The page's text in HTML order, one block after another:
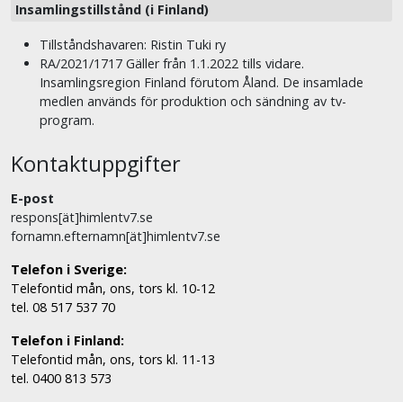
Insamlingstillstånd (i Finland)
Tillståndshavaren: Ristin Tuki ry
RA/2021/1717 Gäller från 1.1.2022 tills vidare.
Insamlingsregion Finland förutom Åland. De insamlade
medlen används för produktion och sändning av tv-
program.
Kontaktuppgifter
E-post
respons[ät]himlentv7.se
fornamn.efternamn[ät]himlentv7.se
Telefon i Sverige:
Telefontid mån, ons, tors kl. 10-12
tel. 08 517 537 70
Telefon i Finland:
Telefontid mån, ons, tors kl. 11-13
tel. 0400 813 573